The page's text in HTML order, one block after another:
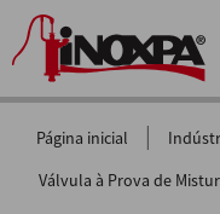
Página inicial |
Válvula à Prova de